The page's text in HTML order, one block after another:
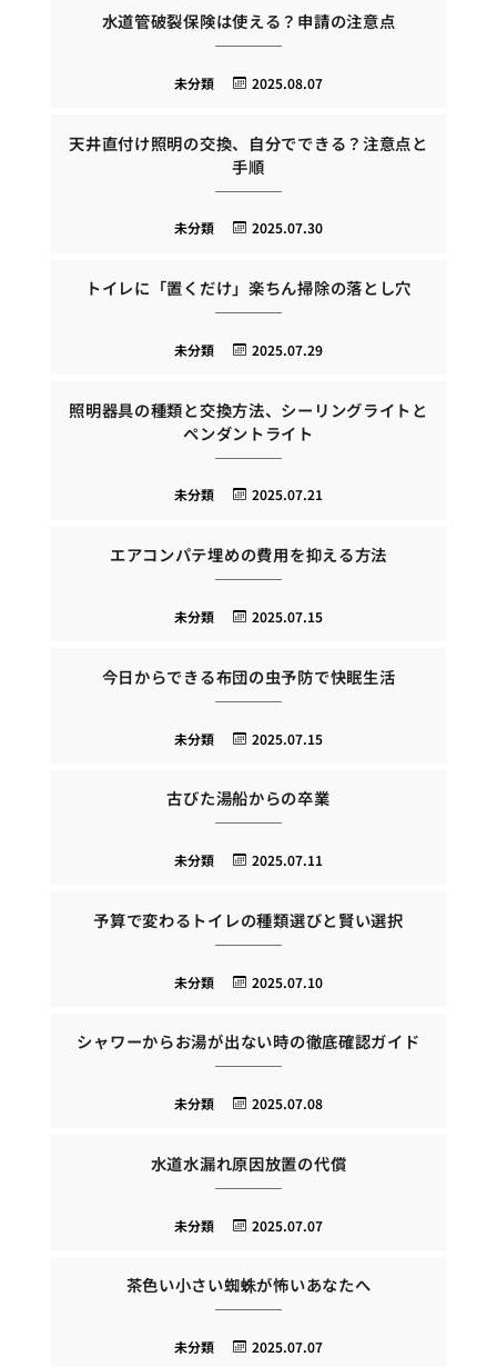
水道管破裂保険は使える？申請の注意点
2025.08.07
未分類
天井直付け照明の交換、自分でできる？注意点と
手順
2025.07.30
未分類
トイレに「置くだけ」楽ちん掃除の落とし穴
2025.07.29
未分類
照明器具の種類と交換方法、シーリングライトと
ペンダントライト
2025.07.21
未分類
エアコンパテ埋めの費用を抑える方法
2025.07.15
未分類
今日からできる布団の虫予防で快眠生活
2025.07.15
未分類
古びた湯船からの卒業
2025.07.11
未分類
予算で変わるトイレの種類選びと賢い選択
2025.07.10
未分類
シャワーからお湯が出ない時の徹底確認ガイド
2025.07.08
未分類
水道水漏れ原因放置の代償
2025.07.07
未分類
茶色い小さい蜘蛛が怖いあなたへ
2025.07.07
未分類